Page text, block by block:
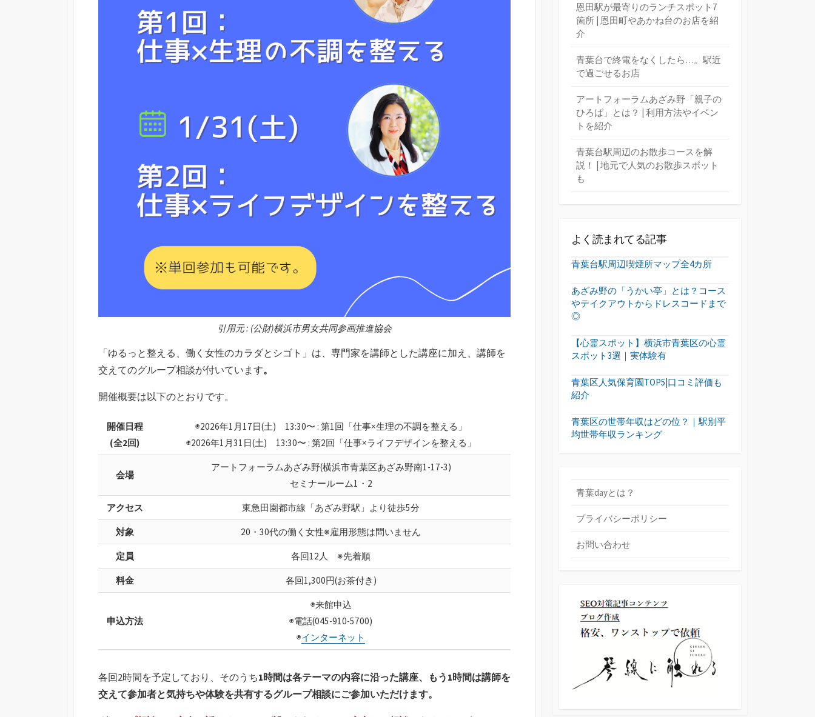
引用元 : (公財)横浜市男女共同参画推進協会
「ゆるっと整える、働く女性のカラダとシゴト」は、専門家を講師とした講座に加え、講師を
交えてのグループ相談が付いています。
開催概要は以下のとおりです。
開催日程
(全2回)
◉2026年1月17日(土) 13:30〜 : 第1回「仕事×生理の不調を整える」
◉2026年1月31日(土) 13:30〜 : 第2回「仕事×ライフデザインを整える」
会場
アートフォーラムあざみ野(横浜市青葉区あざみ野南1-17-3)
セミナールーム1・2
アクセス 東急田園都市線「あざみ野駅」より徒歩5分
対象 20・30代の働く女性※雇用形態は問いません
定員 各回12人 ※先着順
料金 各回1,300円(お茶付き)
申込方法
◉来館申込
◉電話(045-910-5700)
◉インターネット
各回2時間を予定しており、そのうち1時間は各テーマの内容に沿った講座、もう1時間は講師を
交えて参加者と気持ちや体験を共有するグループ相談にご参加いただけます。
恩田駅が最寄りのランチスポット7
箇所 | 恩田町やあかね台のお店を紹
介
青葉台で終電をなくしたら…。駅近
で過ごせるお店
アートフォーラムあざみ野「親子の
ひろば」とは？ | 利用方法やイベン
トを紹介
青葉台駅周辺のお散歩コースを解
説！ | 地元で人気のお散歩スポット
も
よく読まれてる記事
青葉台駅周辺喫煙所マップ全4カ所
あざみ野の「うかい亭」とは？コース
やテイクアウトからドレスコードまで
◎
【心霊スポット】横浜市青葉区の心霊
スポット3選｜実体験有
青葉区人気保育園TOP5|口コミ評価も
紹介
青葉区の世帯年収はどの位？｜駅別平
均世帯年収ランキング
青葉dayとは？
プライバシーポリシー
お問い合わせ